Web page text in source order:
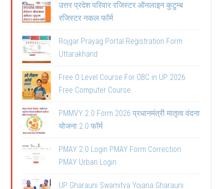
उत्तर प्रदेश परिवार रजिस्टर ऑनलाइन कुटुम्ब
रजिस्टर नकल फॉर्म
Rojgar Prayag Portal Registration Form
Uttarakhand
Free O Level Course For OBC in UP 2026
Free Computer Course
PMMVY 2.0 Form 2026 प्रधानमंत्री मातृत्व वंदना
योजना 2.0 फॉर्म
PMAY 2.0 Login PMAY Form Correction
PMAY Urban Login
UP Gharauni Swamitva Yojana Gharauni